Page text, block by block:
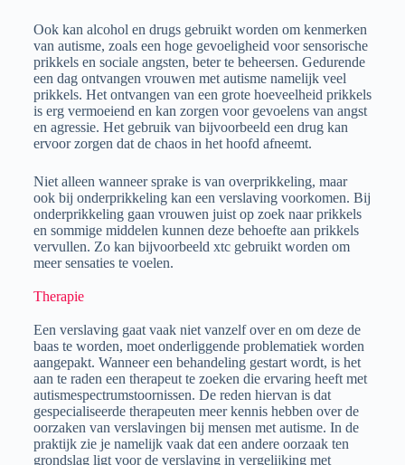
Ook kan alcohol en drugs gebruikt worden om kenmerken
van autisme, zoals een hoge gevoeligheid voor sensorische
prikkels en sociale angsten, beter te beheersen. Gedurende
een dag ontvangen vrouwen met autisme namelijk veel
prikkels. Het ontvangen van een grote hoeveelheid prikkels
is erg vermoeiend en kan zorgen voor gevoelens van angst
en agressie. Het gebruik van bijvoorbeeld een drug kan
ervoor zorgen dat de chaos in het hoofd afneemt.
Niet alleen wanneer sprake is van overprikkeling, maar
ook bij onderprikkeling kan een verslaving voorkomen. Bij
onderprikkeling gaan vrouwen juist op zoek naar prikkels
en sommige middelen kunnen deze behoefte aan prikkels
vervullen. Zo kan bijvoorbeeld xtc gebruikt worden om
meer sensaties te voelen.
Therapie
Een verslaving gaat vaak niet vanzelf over en om deze de
baas te worden, moet onderliggende problematiek worden
aangepakt. Wanneer een behandeling gestart wordt, is het
aan te raden een therapeut te zoeken die ervaring heeft met
autismespectrumstoornissen. De reden hiervan is dat
gespecialiseerde therapeuten meer kennis hebben over de
oorzaken van verslavingen bij mensen met autisme. In de
praktijk zie je namelijk vaak dat een andere oorzaak ten
grondslag ligt voor de verslaving in vergelijking met